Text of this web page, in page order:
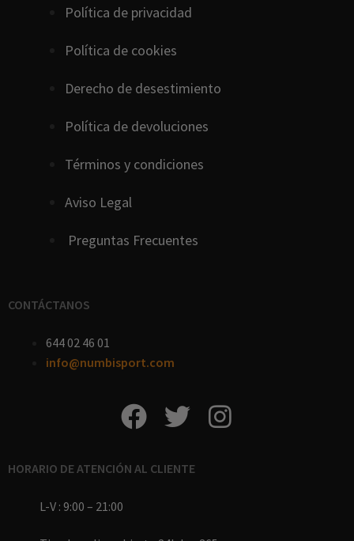
Política de privacidad
Política de cookies
Derecho de desestimiento
Política de devoluciones
Términos y condiciones
Aviso Legal
Preguntas Frecuentes
CONTÁCTANOS
644 02 46 01
info@numbisport.com
HORARIO DE ATENCIÓN AL CLIENTE
L-V : 9:00 – 21:00